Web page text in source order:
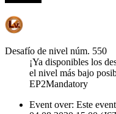
Desafío de nivel núm. 550
¡Ya disponibles los
el nivel más bajo
EP2Mandatory
Event over: Este